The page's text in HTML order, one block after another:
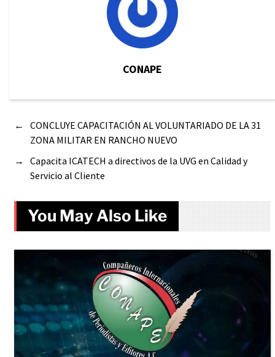
CONAPE
←
CONCLUYE CAPACITACIÓN AL VOLUNTARIADO DE LA 31
ZONA MILITAR EN RANCHO NUEVO
→
Capacita ICATECH a directivos de la UVG en Calidad y
Servicio al Cliente
You May Also Like